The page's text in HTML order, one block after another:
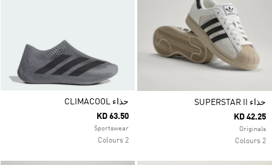
حذاء SUPERSTAR II
KD 42.25
Originals
2 Colours
حذاء CLIMACOOL
KD 63.50
Sportswear
2 Colours